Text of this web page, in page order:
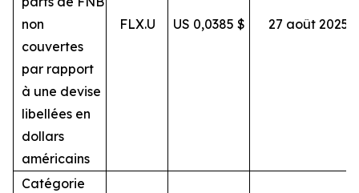
non
couvertes
par rapport
à une devise
libellées en
dollars
américains
FLX.U US 0,0385 $ 27 août 2025
Catégorie